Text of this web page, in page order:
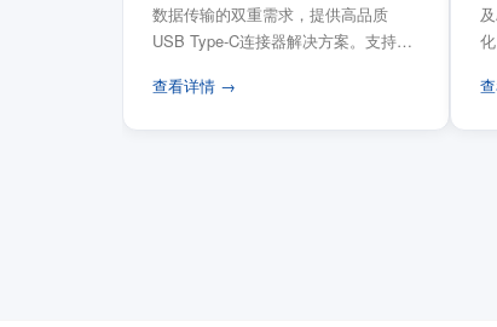
数据传输的双重需求，提供高品质
USB Type-C连接器解决方案。支持
查看详情 →